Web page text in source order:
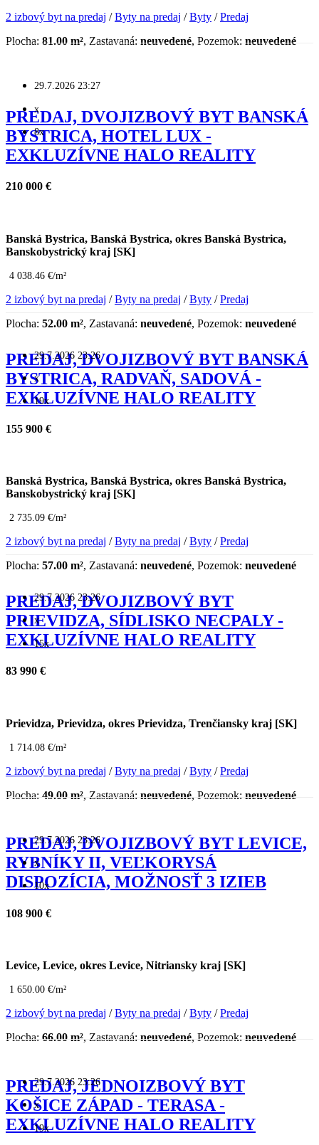
2 izbový byt na predaj /Byty na predaj /Byty /Predaj
Plocha: 81.00 m², Zastavaná: neuvedené, Pozemok: neuvedené
29.7.2026 23:27
x
8x
PREDAJ, DVOJIZBOVÝ BYT BANSKÁ
BYSTRICA, HOTEL LUX -
EXKLUZÍVNE HALO REALITY
210 000 €
Banská Bystrica, Banská Bystrica, okres Banská Bystrica,
Banskobystrický kraj [SK]
4 038.46 €/m²
2 izbový byt na predaj /Byty na predaj /Byty /Predaj
Plocha: 52.00 m², Zastavaná: neuvedené, Pozemok: neuvedené
29.7.2026 23:26
x
19x
PREDAJ, DVOJIZBOVÝ BYT BANSKÁ
BYSTRICA, RADVAŇ, SADOVÁ -
EXKLUZÍVNE HALO REALITY
155 900 €
Banská Bystrica, Banská Bystrica, okres Banská Bystrica,
Banskobystrický kraj [SK]
2 735.09 €/m²
2 izbový byt na predaj /Byty na predaj /Byty /Predaj
Plocha: 57.00 m², Zastavaná: neuvedené, Pozemok: neuvedené
29.7.2026 23:26
x
15x
PREDAJ, DVOJIZBOVÝ BYT
PRIEVIDZA, SÍDLISKO NECPALY -
EXKLUZÍVNE HALO REALITY
83 990 €
Prievidza, Prievidza, okres Prievidza, Trenčiansky kraj [SK]
1 714.08 €/m²
2 izbový byt na predaj /Byty na predaj /Byty /Predaj
Plocha: 49.00 m², Zastavaná: neuvedené, Pozemok: neuvedené
29.7.2026 23:26
x
10x
PREDAJ, DVOJIZBOVÝ BYT LEVICE,
RYBNÍKY II, VEĽKORYSÁ
DISPOZÍCIA, MOŽNOSŤ 3 IZIEB
108 900 €
Levice, Levice, okres Levice, Nitriansky kraj [SK]
1 650.00 €/m²
2 izbový byt na predaj /Byty na predaj /Byty /Predaj
Plocha: 66.00 m², Zastavaná: neuvedené, Pozemok: neuvedené
29.7.2026 23:26
x
19x
PREDAJ, JEDNOIZBOVÝ BYT
KOŠICE ZÁPAD - TERASA -
EXKLUZÍVNE HALO REALITY